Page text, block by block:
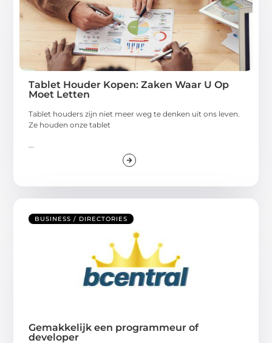
Tablet Houder Kopen: Zaken Waar U Op
Moet Letten
Tablet houders zijn niet meer weg te denken uit ons leven.
Ze houden onze tablet
BUSINESS / DIRECTORIES
Gemakkelijk een programmeur of
developer